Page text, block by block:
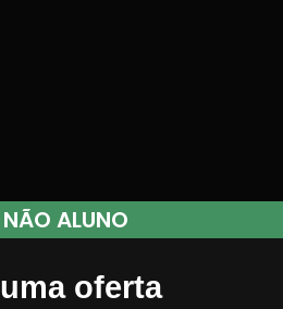
ALUNO
oferta